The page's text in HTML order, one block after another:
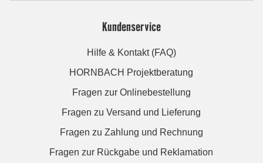
Kundenservice
Hilfe & Kontakt (FAQ)
HORNBACH Projektberatung
Fragen zur Onlinebestellung
Fragen zu Versand und Lieferung
Fragen zu Zahlung und Rechnung
Fragen zur Rückgabe und Reklamation